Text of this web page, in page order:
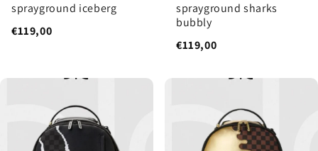
sprayground iceberg
€119,00
sprayground sharks
bubbly
€119,00